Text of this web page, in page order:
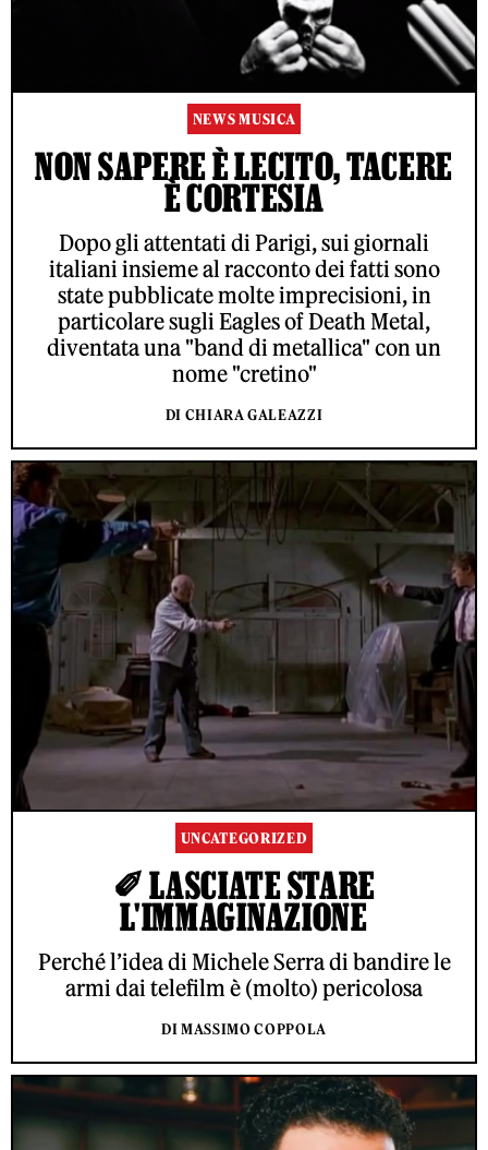
NEWS MUSICA
NON SAPERE È LECITO, TACERE
È CORTESIA
Dopo gli attentati di Parigi, sui giornali
italiani insieme al racconto dei fatti sono
state pubblicate molte imprecisioni, in
particolare sugli Eagles of Death Metal,
diventata una "band di metallica" con un
nome "cretino"
DI CHIARA GALEAZZI
UNCATEGORIZED
✐ LASCIATE STARE
L'IMMAGINAZIONE
Perché l’idea di Michele Serra di bandire le
armi dai telefilm è (molto) pericolosa
DI MASSIMO COPPOLA